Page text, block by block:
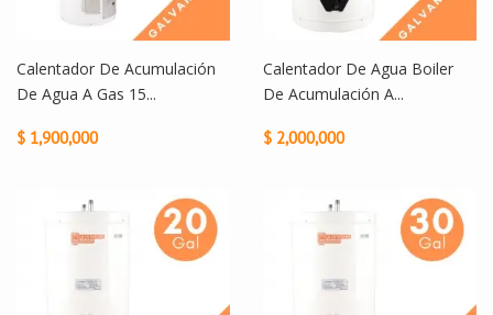
Calentador De Acumulación
De Agua A Gas 15...
$ 1,900,000
Calentador De Agua Boiler
De Acumulación A...
$ 2,000,000